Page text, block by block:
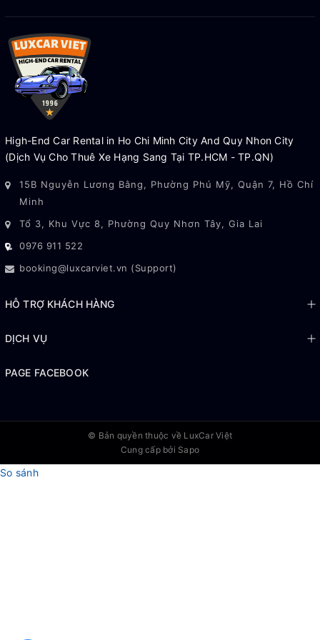
High-End Car Rental in Ho Chi Minh City And Quy Nhon City
(Dịch Vụ Cho Thuê Xe Hạng Sang Tại TP.HCM - TP.QN)
15B Nguyễn Lương Bằng, Phường Phú Mỹ, Quận 7, Hồ Chí
Minh
Tổ 3, Khu Vực 8, Phường Quy Nhơn Tây, Gia Lai
0976 911 522
booking@luxcarviet.vn (Support)
HỖ TRỢ KHÁCH HÀNG
DỊCH VỤ
PAGE FACEBOOK
© Bản quyền thuộc về LuxCar Việt
Cung cấp bởi Sapo
So sánh